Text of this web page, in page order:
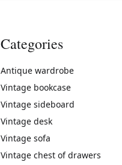
Categories
Antique wardrobe
Vintage bookcase
Vintage sideboard
Vintage desk
Vintage sofa
Vintage chest of drawers